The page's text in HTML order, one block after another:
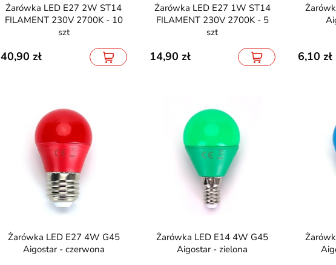
Żarówka LED E27 2W ST14
FILAMENT 230V 2700K - 10
szt
40,90
Żarówka LED E27 1W ST14
FILAMENT 230V 2700K - 5
szt
14,90
Żarówka LED E27 4W G45
6,10
Żarówka LED E27 4W G45
Aigostar - czerwona
Żarówka LED E14 4W G45
Aigostar - zielona
Żarówka LED E14 4W G45